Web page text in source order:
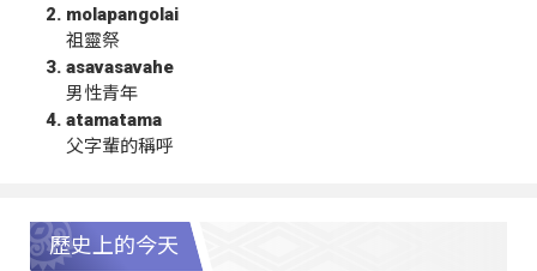
molapangolai
祖靈祭
asavasavahe
男性青年
atamatama
父字輩的稱呼
歷史上的今天